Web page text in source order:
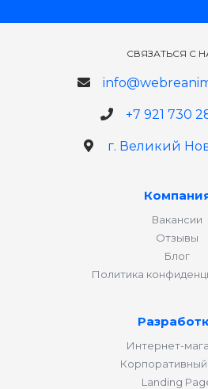
СВЯЗАТЬСЯ С
+7 921 730
г. Великий
Вакансии
Отзывы
Блог
Политика
Интернет-
Корпоративный
Landing